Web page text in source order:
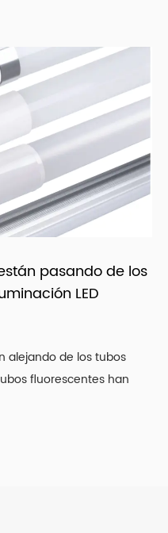
la era del comercio
de comercio en línea
horas a través de la
experimentados
I+D, Control de Calidad,
posicionarnos como
de iluminación LED
ventas de 45 millones
2024.
nos enorgullecemos
en los mercados
reconocidos como
e innovadores,
común. Esperamos
y confianza.
luces LED para
lineales LED
debajo de la encimera
una cocina Una encimera